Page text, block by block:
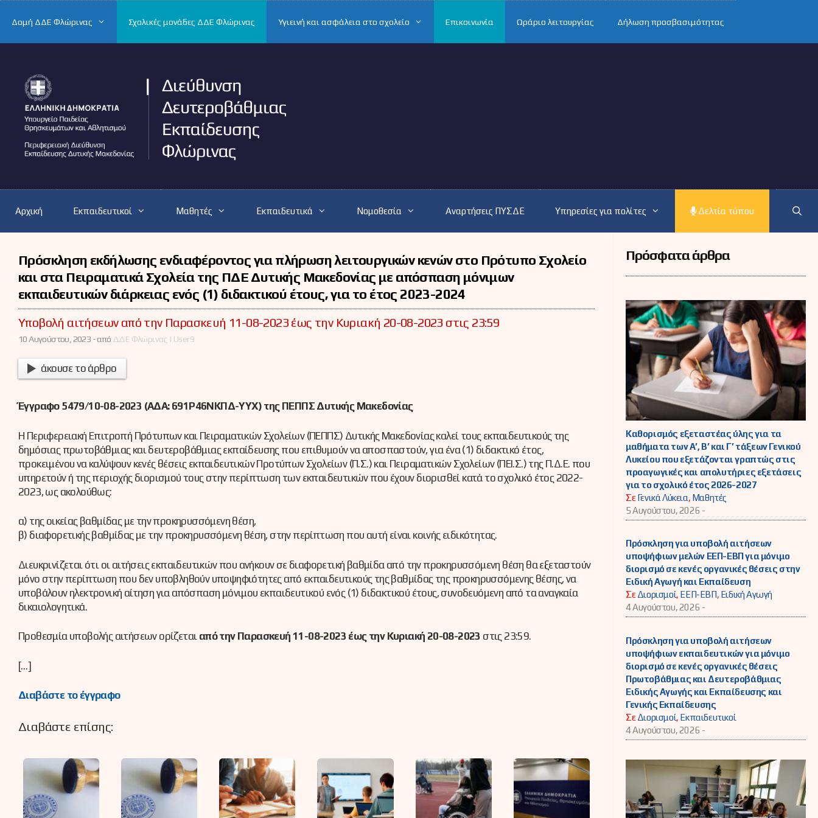
Δομή ΔΔΕ Φλώρινας Σχολικές μονάδες ΔΔΕ Φλώρινας Υγιεινή και ασφάλεια στο σχολείο Επικοινωνία Ωράριο λειτουργίας Δήλωση προσβασιμότητας
Αρχική Εκπαιδευτικοί Μαθητές Εκπαιδευτικά Νομοθεσία Αναρτήσεις ΠΥΣΔΕ Υπηρεσίες για πολίτες Δελτία τύπου
Πρόσκληση εκδήλωσης ενδιαφέροντος για πλήρωση λειτουργικών κενών στο Πρότυπο Σχολείο
και στα Πειραματικά Σχολεία της ΠΔΕ Δυτικής Μακεδονίας με απόσπαση μόνιμων
εκπαιδευτικών διάρκειας ενός (1) διδακτικού έτους, για το έτος 2023-2024
Υποβολή αιτήσεων από την Παρασκευή 11-08-2023 έως την Κυριακή 20-08-2023 στις 23:59
10 Αυγούστου, 2023 -από ΔΔΕ Φλώρινας | User9
άκουσε το άρθρο
Έγγραφο 5479/10-08-2023 (ΑΔΑ: 691Ρ46ΝΚΠΔ-ΥΥΧ) της ΠΕΠΠΣ Δυτικής Μακεδονίας
Η Περιφερειακή Επιτροπή Πρότυπων και Πειραματικών Σχολείων (ΠΕΠΠΣ) Δυτικής Μακεδονίας καλεί τους εκπαιδευτικούς της
δημόσιας πρωτοβάθμιας και δευτεροβάθμιας εκπαίδευσης που επιθυμούν να αποσπαστούν, για ένα (1) διδακτικό έτος,
προκειμένου να καλύψουν κενές θέσεις εκπαιδευτικών Προτύπων Σχολείων (Π.Σ.) και Πειραματικών Σχολείων (ΠΕΙ.Σ.) της Π.Δ.Ε. που
υπηρετούν ή της περιοχής διορισμού τους στην περίπτωση των εκπαιδευτικών που έχουν διορισθεί κατά το σχολικό έτος 2022-
2023, ως ακολούθως:
α) της οικείας βαθμίδας με την προκηρυσσόμενη θέση,
β) διαφορετικής βαθμίδας με την προκηρυσσόμενη θέση, στην περίπτωση που αυτή είναι κοινής ειδικότητας.
Διευκρινίζεται ότι οι αιτήσεις εκπαιδευτικών που ανήκουν σε διαφορετική βαθμίδα από την προκηρυσσόμενη θέση θα εξεταστούν
μόνο στην περίπτωση που δεν υποβληθούν υποψηφιότητες από εκπαιδευτικούς της βαθμίδας της προκηρυσσόμενης θέσης, να
υποβάλουν ηλεκτρονική αίτηση για απόσπαση μόνιμου εκπαιδευτικού ενός (1) διδακτικού έτους, συνοδευόμενη από τα αναγκαία
δικαιολογητικά.
Προθεσμία υποβολής αιτήσεων ορίζεται από την Παρασκευή 11-08-2023 έως την Κυριακή 20-08-2023 στις 23:59.
[…]
Διαβάστε το έγγραφο
Διαβάστε επίσης:
Πρόσφατα άρθρα
Καθορισμός εξεταστέας ύλης για τα
μαθήματα των Α’, Β’ και Γ’ τάξεων Γενικού
Λυκείου που εξετάζονται γραπτώς στις
προαγωγικές και απολυτήριες εξετάσεις
για το σχολικό έτος 2026-2027
ΣεΓενικά Λύκεια, Μαθητές
5 Αυγούστου, 2026 -
Πρόσκληση για υποβολή αιτήσεων
υποψήφιων μελών ΕΕΠ-ΕΒΠ για μόνιμο
διορισμό σε κενές οργανικές θέσεις στην
Ειδική Αγωγή και Εκπαίδευση
ΣεΔιορισμοί, ΕΕΠ-ΕΒΠ, Ειδική Αγωγή
4 Αυγούστου, 2026 -
Πρόσκληση για υποβολή αιτήσεων
υποψήφιων εκπαιδευτικών για μόνιμο
διορισμό σε κενές οργανικές θέσεις
Πρωτοβάθμιας και Δευτεροβάθμιας
Ειδικής Αγωγής και Εκπαίδευσης και
Γενικής Εκπαίδευσης
ΣεΔιορισμοί, Εκπαιδευτικοί
4 Αυγούστου, 2026 -